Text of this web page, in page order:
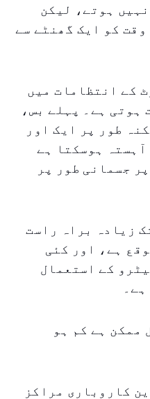
ہوتے، لیکن
کو ایک گھنٹے سے
کے انتظامات میں
ہوتی ہے۔ پہلے بس،
طور پر ایک اور
آہستہ ہوسکتا ہے
جسمانی طور پر
زیادہ براہ راست
ہے، اور کئی
کے استعمال
ممکن ہے کم ہو
کاروباری مراکز